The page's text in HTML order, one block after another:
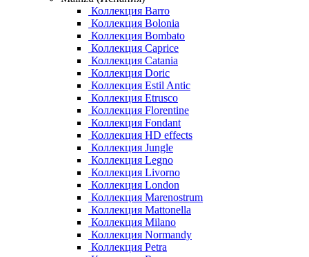
Коллекция Barro
Коллекция Bolonia
Коллекция Bombato
Коллекция Caprice
Коллекция Catania
Коллекция Doric
Коллекция Estil Antic
Коллекция Etrusco
Коллекция Florentine
Коллекция Fondant
Коллекция HD effects
Коллекция Jungle
Коллекция Legno
Коллекция Livorno
Коллекция London
Коллекция Marenostrum
Коллекция Mattonella
Коллекция Milano
Коллекция Normandy
Коллекция Petra